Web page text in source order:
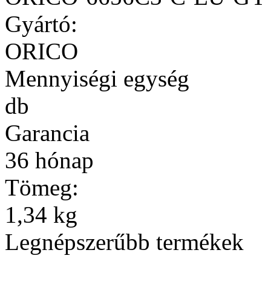
Gyártó:
ORICO
Mennyiségi egység
db
Garancia
36 hónap
Tömeg:
1,34 kg
Legnépszerűbb termékek